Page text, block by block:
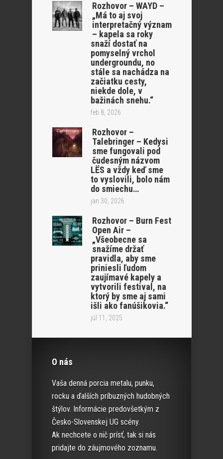
Rozhovor – WAYD –
„Má to aj svoj
interpretačný význam
– kapela sa roky
snaží dostať na
pomyselný vrchol
undergroundu, no
stále sa nachádza na
začiatku cesty,
niekde dole, v
bažinách snehu.“
feb 8, 2026
Rozhovor –
Talebringer – Kedysi
sme fungovali pod
čudesným názvom
LËS a vždy keď sme
to vyslovili, bolo nám
do smiechu…
jan 30, 2026
Rozhovor – Burn Fest
Open Air –
„Všeobecne sa
snažíme držať
pravidla, aby sme
priniesli ľudom
zaujímavé kapely a
vytvorili festival, na
ktorý by sme aj sami
išli ako fanúšikovia.“
júl 11, 2025
O nás
Vaša denná porcia metalu, punku,
rocku a ďalších príbuzných hudobných
štýlov. Informácie predovšetkým z
Česko-Slovenskej UG scény.
Ak nechcete o nič prísť, tak si nás
pridajte do záujmového zoznamu.